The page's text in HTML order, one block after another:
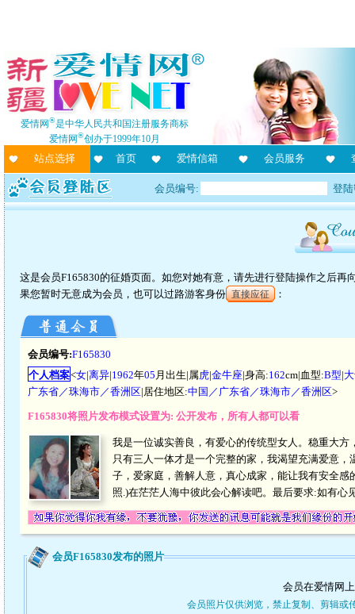
爱情网®是中华人民共和国注册服务商标
爱情网®创办于1999年10月
站点选择 首页 爱情信箱 会员服务
会员编号: 登
这是会员F165830的征婚页面。如您对她有意，请先进行登陆操作之后
果您暂时无意成为会员，也可以过路游客身份 直接应征 ：
会员编号:F165830
个人档案<女|离异|1962年05 月出生|属虎|金牛座|身高:162cm|血型:B型|
广东省／珠海市／香洲区|居住地区:中国／广东省／珠海市／香洲区>
F165830将照片发布模式设置为: 公开发布，所有人都可以看
我是一位诚实善良，有爱心的传统型女人。稳重大
只有三人一体才是一个完整的家，我渴望充满爱意
子，爱家庭，善解人意，真心成家，能让我有安全
照.)在茫茫人海中彼此会心解读吧。最后要求:如有
会员F165830发布的照片
会员在爱情网
会员照片仅供浏览，禁止复制、剪辑或